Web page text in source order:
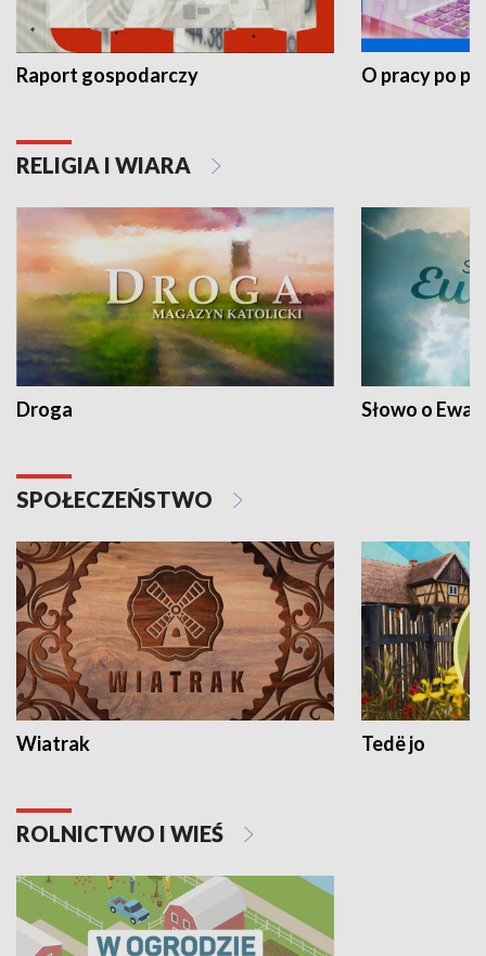
Raport gospodarczy O pracy po
RELIGIA I WIARA
Droga Słowo o
SPOŁECZEŃSTWO
Wiatrak Tedë jo
ROLNICTWO I WIEŚ